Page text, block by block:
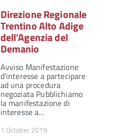
Direzione Regionale
Trentino Alto Adige
dell’Agenzia del
Demanio
Avviso Manifestazione
d'interesse a partecipare
ad una procedura
negoziata Pubblichiamo
la manifestazione di
interesse a…
1 October 2019